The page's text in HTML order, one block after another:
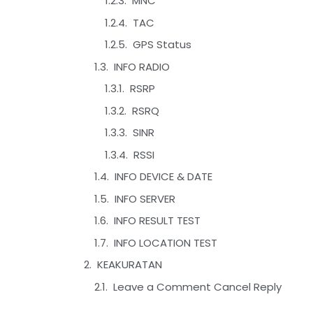
TAC
GPS Status
INFO RADIO
RSRP
RSRQ
SINR
RSSI
INFO DEVICE & DATE
INFO SERVER
INFO RESULT TEST
INFO LOCATION TEST
KEAKURATAN
Leave a Comment Cancel Reply